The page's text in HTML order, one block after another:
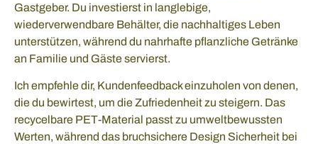
Gastgeber. Du investierst in langlebige,
wiederverwendbare Behälter, die nachhaltiges Leben
unterstützen, während du nahrhafte pflanzliche Getränke
an Familie und Gäste servierst.
Ich empfehle dir, Kundenfeedback einzuholen von denen,
die du bewirtest, um die Zufriedenheit zu steigern. Das
recycelbare PET-Material passt zu umweltbewussten
Werten, während das bruchsichere Design Sicherheit bei